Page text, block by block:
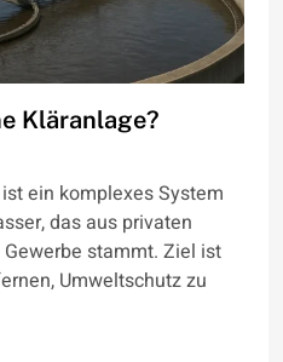
Kläranlage?
ein komplexes System
das aus privaten
stammt. Ziel ist
Umweltschutz zu